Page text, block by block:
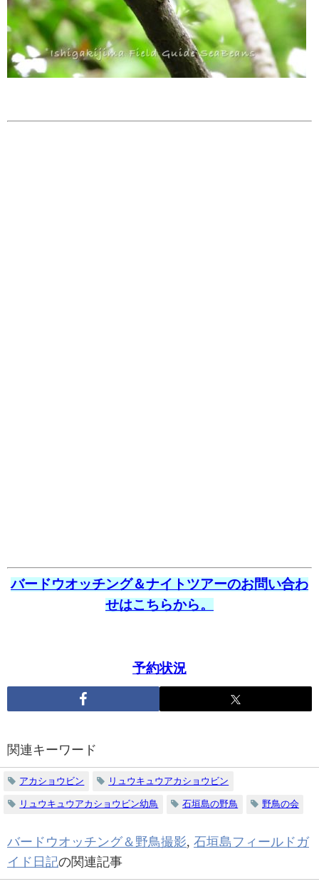
バードウオッチング＆ナイトツアーのお問い合わ
せはこちらから。
予約状況
関連キーワード
アカショウビン リュウキュウアカショウビン
リュウキュウアカショウビン幼鳥 石垣島の野鳥 野鳥の会
バードウオッチング＆野鳥撮影, 石垣島フィールドガ
イド日記の関連記事